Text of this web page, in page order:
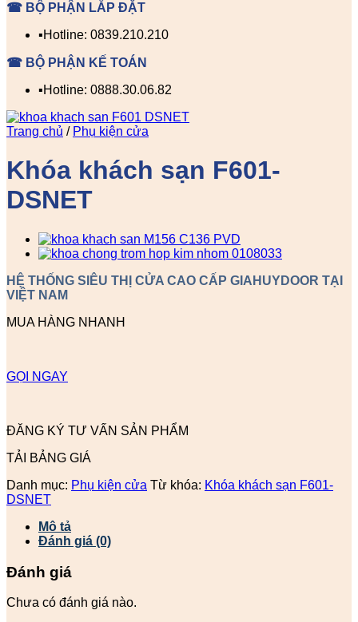
☎ BỘ PHẬN LẮP ĐẶT
▪️Hotline: 0839.210.210
☎ BỘ PHẬN KẾ TOÁN
▪️Hotline: 0888.30.06.82
Trang chủ / Phụ kiện cửa
Khóa khách sạn F601-
DSNET
HỆ THỐNG SIÊU THỊ CỬA CAO CẤP GIAHUYDOOR TẠI
VIỆT NAM
MUA HÀNG NHANH
GỌI NGAY
ĐĂNG KÝ TƯ VẤN SẢN PHẨM
TẢI BẢNG GIÁ
Danh mục: Phụ kiện cửa Từ khóa: Khóa khách sạn F601-
DSNET
Mô tả
Đánh giá (0)
Đánh giá
Chưa có đánh giá nào.